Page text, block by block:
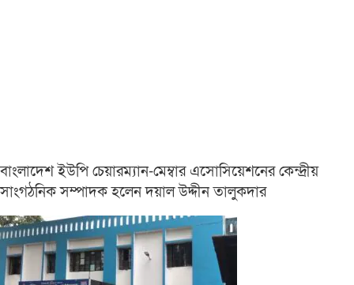
বাংলাদেশ ইউপি চেয়ারম্যান-মেম্বার এসোসিয়েশনের কেন্দ্রীয়
সাংগঠনিক সম্পাদক হলেন দয়াল উদ্দীন তালুকদার